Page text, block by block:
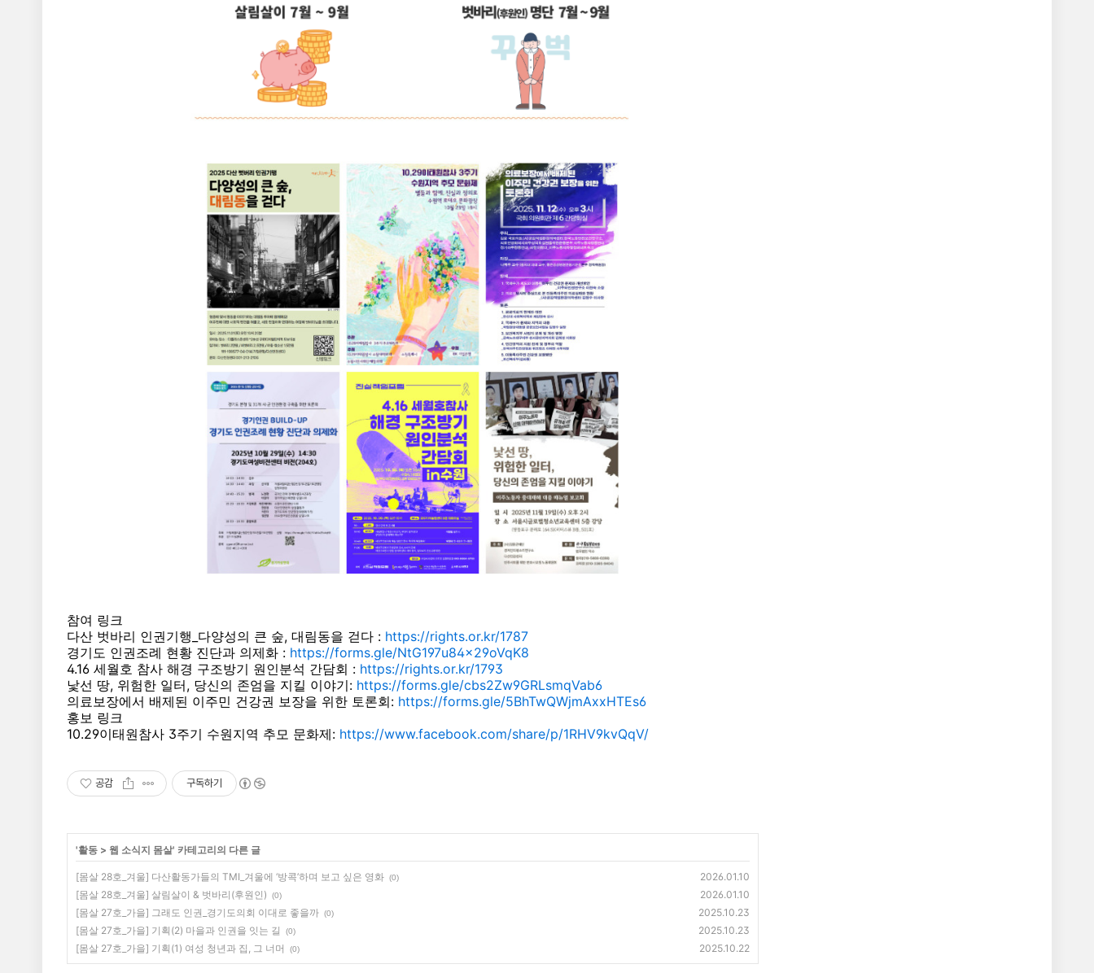
참여 링크
다산 벗바리 인권기행_다양성의 큰 숲, 대림동을 걷다 : https://rights.or.kr/1787
경기도 인권조례 현황 진단과 의제화 : https://forms.gle/NtG197u84x29oVqK8
4.16 세월호 참사 해경 구조방기 원인분석 간담회 : https://rights.or.kr/1793
낯선 땅, 위험한 일터, 당신의 존엄을 지킬 이야기: https://forms.gle/cbs2Zw9GRLsmqVab6
의료보장에서 배제된 이주민 건강권 보장을 위한 토론회: https://forms.gle/5BhTwQWjmAxxHTEs6
홍보 링크
10.29이태원참사 3주기 수원지역 추모 문화제: https://www.facebook.com/share/p/1RHV9kvQqV/
공감 구독하기
'활동 > 웹 소식지 몸살' 카테고리의 다른 글
[몸살 28호_겨울] 다산활동가들의 TMI_겨울에 ‘방콕’하며 보고 싶은 영화 (0)
2026.01.10
[몸살 28호_겨울] 살림살이 & 벗바리(후원인)
(0)
2026.01.10
[몸살 27호_가을] 그래도 인권_경기도의회 이대로 좋을까 (0)
2025.10.23
[몸살 27호_가을] 기획(2) 마을과 인권을 잇는 길
(0)
2025.10.23
[몸살 27호_가을] 기획(1) 여성 청년과 집, 그 너머
(0) 2025.10.22